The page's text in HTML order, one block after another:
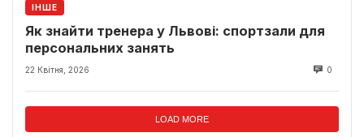
ІНШЕ
Як знайти тренера у Львові: спортзали для
персональних занять
22 Квітня, 2026 0
LOAD MORE